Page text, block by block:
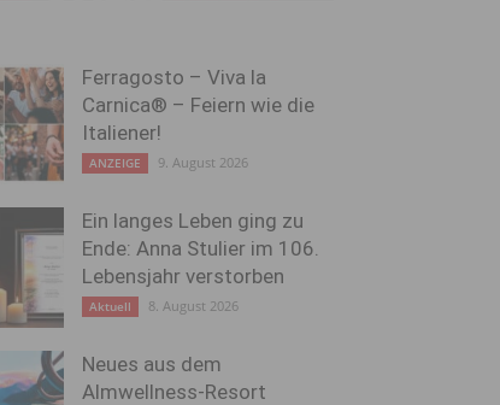
Ferragosto – Viva la
Carnica® – Feiern wie die
Italiener!
ANZEIGE 9. August 2026
Ein langes Leben ging zu
Ende: Anna Stulier im 106.
Lebensjahr verstorben
Aktuell 8. August 2026
Neues aus dem
Almwellness-Resort